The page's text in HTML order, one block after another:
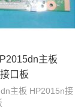
主板
口板
主板 HP2015n接